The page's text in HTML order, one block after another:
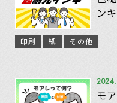
ンキ
印刷 紙 その他
モ